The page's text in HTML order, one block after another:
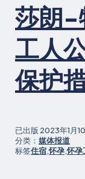
莎朗-
工人
保护
已出版 2023年1月
分类： 媒体报道
标签住宿,怀孕,怀孕